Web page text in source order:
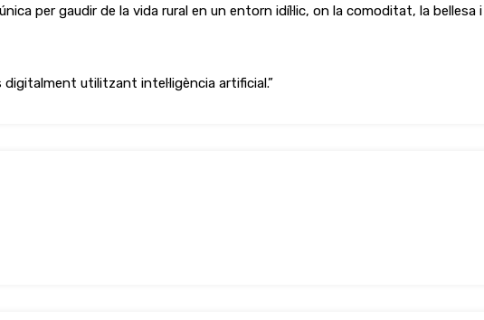
per gaudir de la vida rural en un entorn idíl·lic, on la comoditat, la bellesa
utilitzant intel·ligència artificial.”